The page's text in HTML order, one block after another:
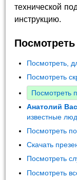
технической
инструкцию.
Посмотреть
Посмотреть,
Посмотреть
Посмотреть
Анатолий
известные
Посмотреть
Скачать
Посмотреть
Посмотреть